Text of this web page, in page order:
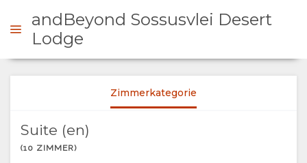
ÜBERSICHT
andBeyond Sossusvlei Desert
Lodge
Zimmerkategorie
Suite (en)
(10 ZIMMER)